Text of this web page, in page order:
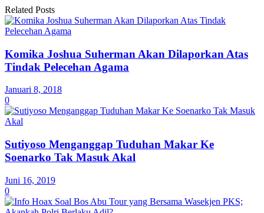
Related Posts
Komika Joshua Suherman Akan Dilaporkan Atas
Tindak Pelecehan Agama
Januari 8, 2018
0
Sutiyoso Menganggap Tuduhan Makar Ke
Soenarko Tak Masuk Akal
Juni 16, 2019
0